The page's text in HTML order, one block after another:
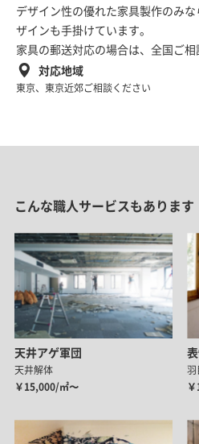
デザイン性の優れた家具製作のみ
ザインも手掛けています。
家具の郵送対応の場合は、全国ご相
対応地域
東京、東京近郊ご相談ください
こんな職人サービスもあります
天井アゲ軍団
天井解体
￥15,000/㎡〜
羽